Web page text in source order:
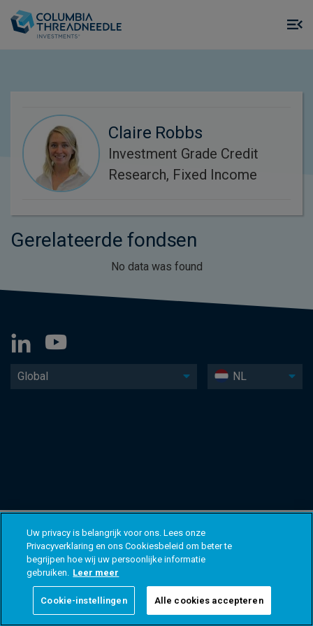
Claire Robbs
Investment Grade Credit
Research, Fixed Income
Gerelateerde fondsen
No data was found
Global NL
Uw privacy is belangrijk voor ons. Lees onze
Privacyverklaring en ons Cookiesbeleid om beter te
begrijpen hoe wij uw persoonlijke informatie
gebruiken. Leer meer
Cookie-instellingen Alle cookies accepteren